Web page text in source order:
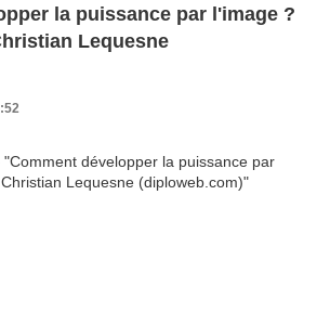
la puissance par l'image ?
Lequesne